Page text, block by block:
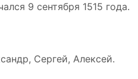
9 сентября 1515 года.
Сергей, Алексей.